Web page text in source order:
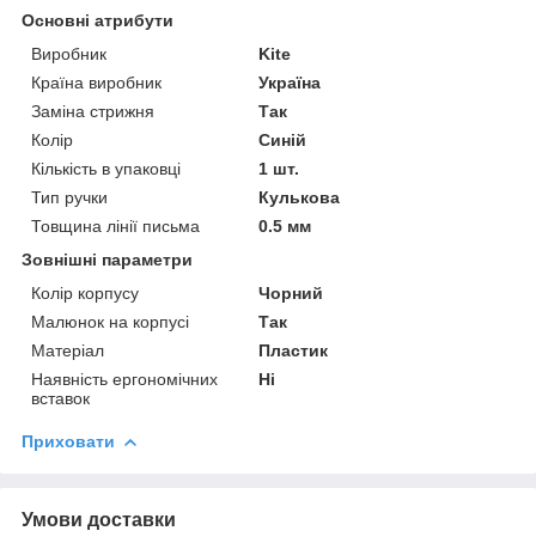
Основні атрибути
Виробник
Kite
Країна виробник
Україна
Заміна стрижня
Так
Колір
Синій
Кількість в упаковці
1 шт.
Тип ручки
Кулькова
Товщина лінії письма
0.5 мм
Зовнішні параметри
Колір корпусу
Чорний
Малюнок на корпусі
Так
Матеріал
Пластик
Наявність ергономічних
вставок
Ні
Приховати
Умови доставки